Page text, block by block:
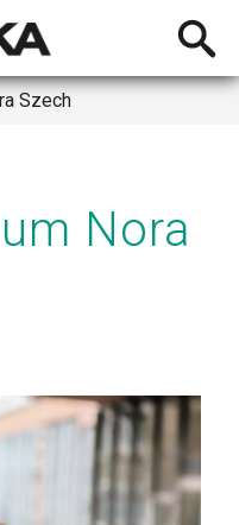
Open
Szech
Nora